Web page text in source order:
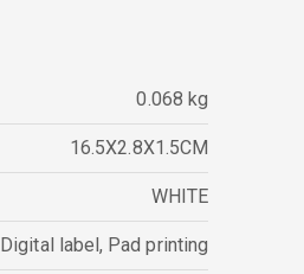
0.068 kg
16.5X2.8X1.5CM
WHITE
Digital label, Pad printing